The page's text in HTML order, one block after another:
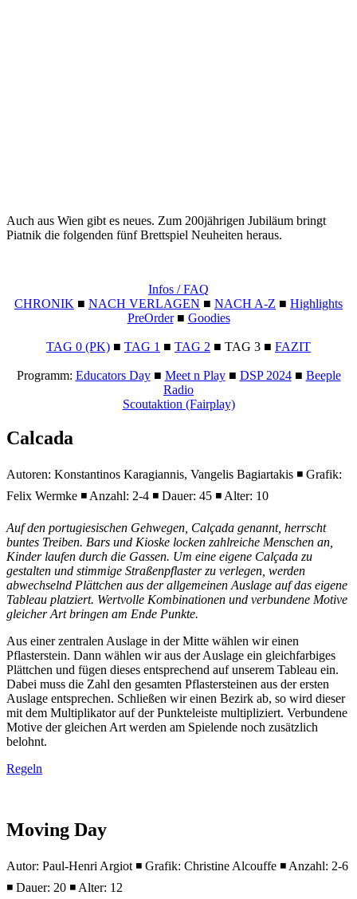
Auch aus Wien gibt es neues. Zum 200jährigen Jubiläum bringt
Piatnik die folgenden fünf Brettspiel Neuheiten heraus.
Infos / FAQ
CHRONIK ■ NACH VERLAGEN ■ NACH A-Z ■ Highlights
PreOrder■ Goodies
TAG 0 (PK) ■ TAG 1 ■ TAG 2 ■ TAG 3 ■ FAZIT
Programm: Educators Day■ Meet n Play■ DSP 2024■ Beeple
Radio
Scoutaktion (Fairplay)
Calcada
Autoren: Konstantinos Karagiannis, Vangelis Bagiartakis ◾ Grafik:
Felix Wermke ◾ Anzahl: 2-4 ◾ Dauer: 45 ◾ Alter: 10
Auf den portugiesischen Gehwegen, Calçada genannt, herrscht
buntes Treiben. Bars und Kioske locken zahlreiche Menschen an,
Kinder laufen durch die Gassen. Um eine eigene Calçada zu
gestalten und stimmige Straßenpflaster zu verlegen, werden
abwechselnd Plättchen aus der allgemeinen Auslage auf das eigene
Tableau platziert. Wertvolle Kombinationen und verbundene Motive
gleicher Art bringen am Ende Punkte.
Aus einer zentralen Auslage in der Mitte wählen wir einen
Pflasterstein. Dann wählen wir aus der Auslage ein gleichfarbiges
Plättchen und fügen dieses entsprechend auf unserem Tableau ein.
Dabei muss die Zahl den gesamten Pflastersteinen aus der ersten
Auslage entsprechen. Schließen wir einen Bezirk ab, so wird dieser
mit dem Multiplikator auf der Punkteleiste multipliziert. Verbundene
Motive der gleichen Art werden am Spielende noch zusätzlich
belohnt.
Regeln
Moving Day
Autor: Paul-Henri Argiot ◾ Grafik: Christine Alcouffe ◾ Anzahl: 2-6
◾ Dauer: 20 ◾ Alter: 12